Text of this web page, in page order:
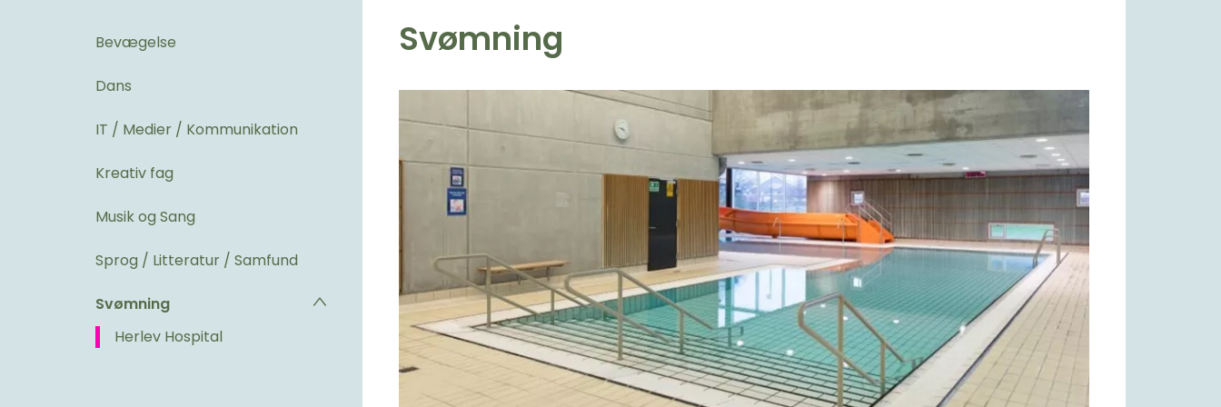
Bevægelse
Dans
IT / Medier / Kommunikation
Kreativ fag
Musik og Sang
Sprog / Litteratur / Samfund
Svømning
Herlev Hospital
Svømning